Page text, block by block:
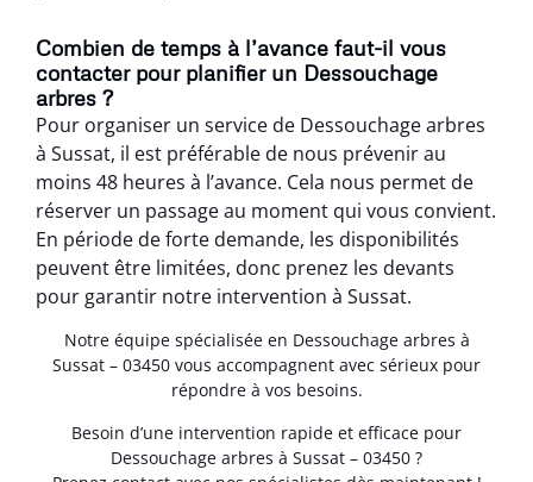
Combien de temps à l’avance faut-il vous
contacter pour planifier un Dessouchage
arbres ?
Pour organiser un service de Dessouchage arbres
à Sussat, il est préférable de nous prévenir au
moins 48 heures à l’avance. Cela nous permet de
réserver un passage au moment qui vous convient.
En période de forte demande, les disponibilités
peuvent être limitées, donc prenez les devants
pour garantir notre intervention à Sussat.
Notre équipe spécialisée en Dessouchage arbres à
Sussat – 03450 vous accompagnent avec sérieux pour
répondre à vos besoins.
Besoin d’une intervention rapide et efficace pour
Dessouchage arbres à Sussat – 03450 ?